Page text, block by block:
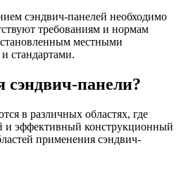
сэндвич-панелей необходимо
требованиям и нормам
местными
стандартами.
сэндвич-панели?
в различных областях, где
и эффективный конструкционный
применения сэндвич-